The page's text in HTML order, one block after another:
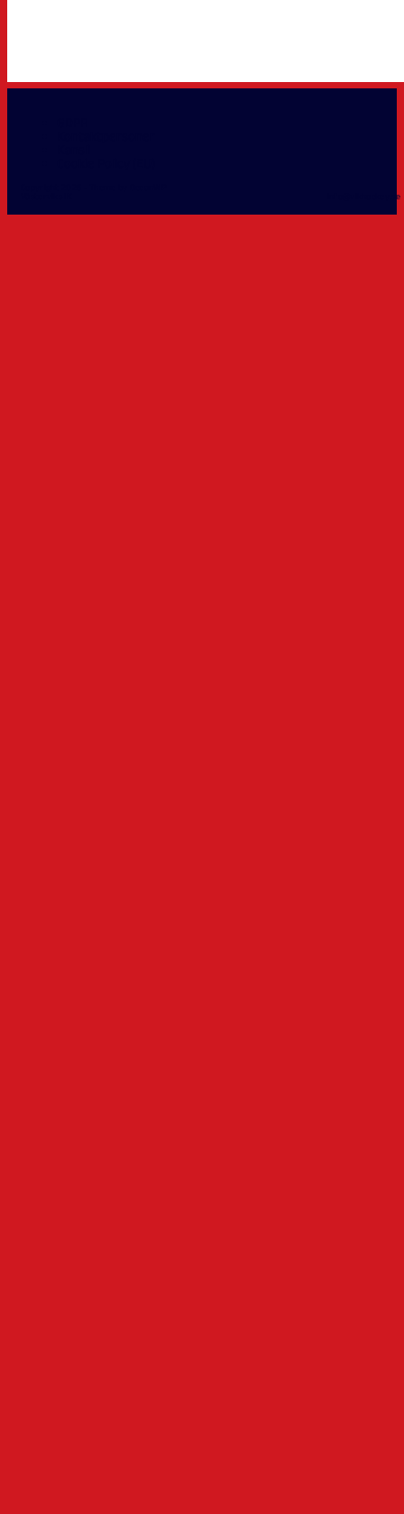
Västerviks IK info@vikhockey.se 0490-